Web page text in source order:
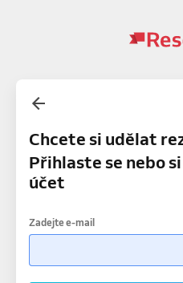
Chcete si udělat
Přihlaste se nebo
účet
Zadejte e-mail